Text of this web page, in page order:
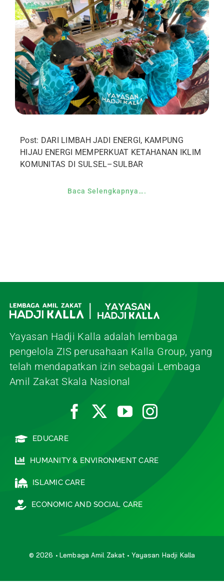
Post: DARI LIMBAH JADI ENERGI, KAMPUNG
HIJAU ENERGI MEMPERKUAT KETAHANAN IKLIM
KOMUNITAS DI SULSEL–SULBAR
Baca Selengkapnya….
Yayasan Hadji Kalla adalah lembaga
pengelola ZIS perusahaan Kalla Group, yang
telah mendapatkan izin sebagai Lembaga
Amil Zakat Skala Nasional
EDUCARE
HUMANITY & ENVIRONMENT CARE
ISLAMIC CARE
ECONOMIC AND SOCIAL CARE
© 2026 • Lembaga Amil Zakat • Yayasan Hadji Kalla